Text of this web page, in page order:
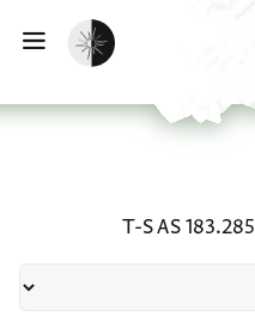
הפעלת מצב כהה
T-S AS 183.285